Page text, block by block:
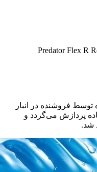
فروشنده در انبار
پردازش می‌گردد و
شد.